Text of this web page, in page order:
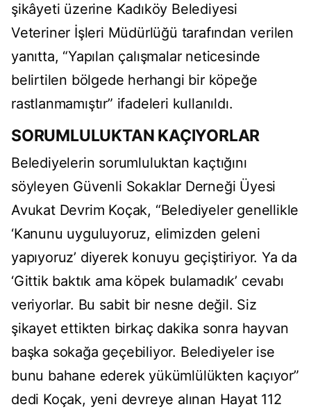
şikâyeti üzerine Kadıköy Belediyesi
Veteriner İşleri Müdürlüğü tarafından verilen
yanıtta, “Yapılan çalışmalar neticesinde
belirtilen bölgede herhangi bir köpeğe
rastlanmamıştır” ifadeleri kullanıldı.
SORUMLULUKTAN KAÇIYORLAR
Belediyelerin sorumluluktan kaçtığını
söyleyen Güvenli Sokaklar Derneği Üyesi
Avukat Devrim Koçak, “Belediyeler genellikle
‘Kanunu uyguluyoruz, elimizden geleni
yapıyoruz’ diyerek konuyu geçiştiriyor. Ya da
‘Gittik baktık ama köpek bulamadık’ cevabı
veriyorlar. Bu sabit bir nesne değil. Siz
şikayet ettikten birkaç dakika sonra hayvan
başka sokağa geçebiliyor. Belediyeler ise
bunu bahane ederek yükümlülükten kaçıyor”
dedi Koçak, yeni devreye alınan Hayat 112